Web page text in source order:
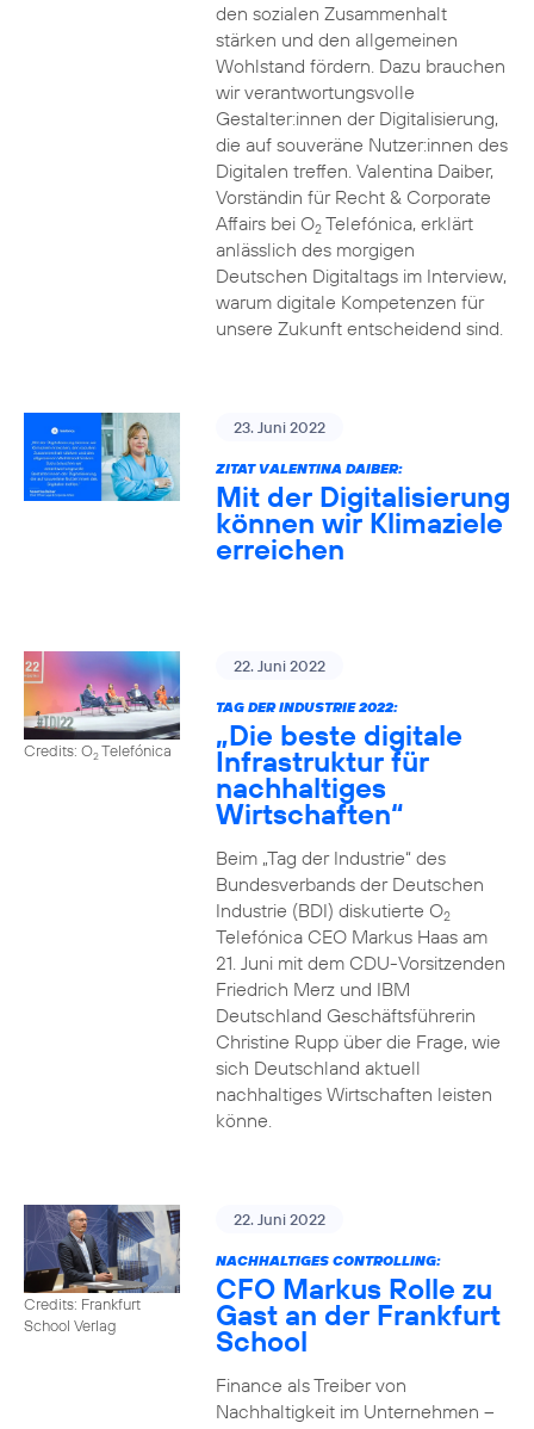
den sozialen Zusammenhalt
stärken und den allgemeinen
Wohlstand fördern. Dazu brauchen
wir verantwortungsvolle
Gestalter:innen der Digitalisierung,
die auf souveräne Nutzer:innen des
Digitalen treffen. Valentina Daiber,
Vorständin für Recht & Corporate
Affairs bei O2Telefónica, erklärt
anlässlich des morgigen
Deutschen Digitaltags im Interview,
warum digitale Kompetenzen für
unsere Zukunft entscheidend sind.
23. Juni 2022
ZITAT VALENTINA DAIBER:
Mit der Digitalisierung
können wir Klimaziele
erreichen
Credits: O2Telefónica
22. Juni 2022
TAG DER INDUSTRIE 2022:
„Die beste digitale
Infrastruktur für
nachhaltiges
Wirtschaften“
Beim „Tag der Industrie“ des
Bundesverbands der Deutschen
Industrie (BDI) diskutierte O2
Telefónica CEO Markus Haas am
21. Juni mit dem CDU-Vorsitzenden
Friedrich Merz und IBM
Deutschland Geschäftsführerin
Christine Rupp über die Frage, wie
sich Deutschland aktuell
nachhaltiges Wirtschaften leisten
könne.
Credits: Frankfurt
School Verlag
22. Juni 2022
NACHHALTIGES CONTROLLING:
CFO Markus Rolle zu
Gast an der Frankfurt
School
Finance als Treiber von
Nachhaltigkeit im Unternehmen –